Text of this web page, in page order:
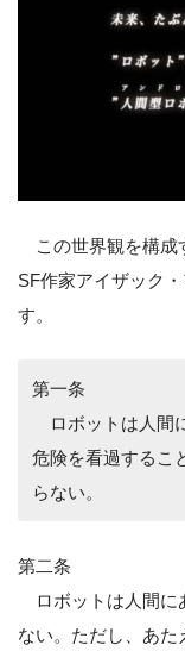
この世界観を構成
SF作家アイザック
す。
第一条
ロボットは人間
危険を看過するこ
らない。
第二条
ロボットは人間に
ない。ただし、あ